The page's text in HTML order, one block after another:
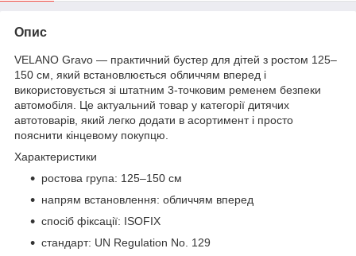
Опис
VELANO Gravo — практичний бустер для дітей з ростом 125–
150 см, який встановлюється обличчям вперед і
використовується зі штатним 3-точковим ременем безпеки
автомобіля. Це актуальний товар у категорії дитячих
автотоварів, який легко додати в асортимент і просто
пояснити кінцевому покупцю.
Характеристики
ростова група: 125–150 см
напрям встановлення: обличчям вперед
спосіб фіксації: ISOFIX
стандарт: UN Regulation No. 129